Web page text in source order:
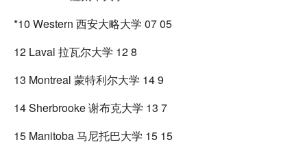
*10 Western 西安大略大学 07 05
12 Laval 拉瓦尔大学 12 8
13 Montreal 蒙特利尔大学 14 9
14 Sherbrooke 谢布克大学 13 7
15 Manitoba 马尼托巴大学 15 15